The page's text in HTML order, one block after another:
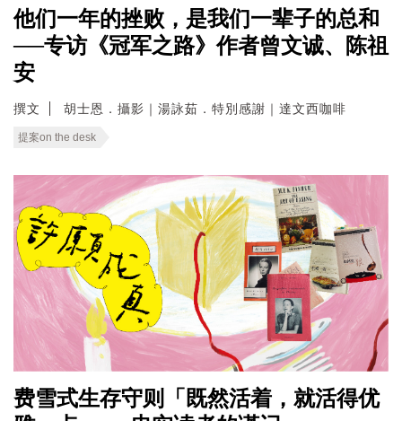
他们一年的挫败，是我们一辈子的总和
──专访《冠军之路》作者曾文诚、陈祖
安
撰文 胡士恩．攝影｜湯詠茹．特別感謝｜達文西咖啡
提案on the desk
费雪式生存守则「既然活着，就活得优